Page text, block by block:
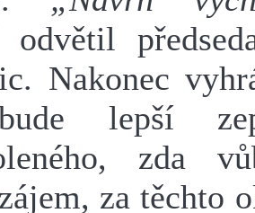
odvětil
Nakonec
lepší
zda
za těchto